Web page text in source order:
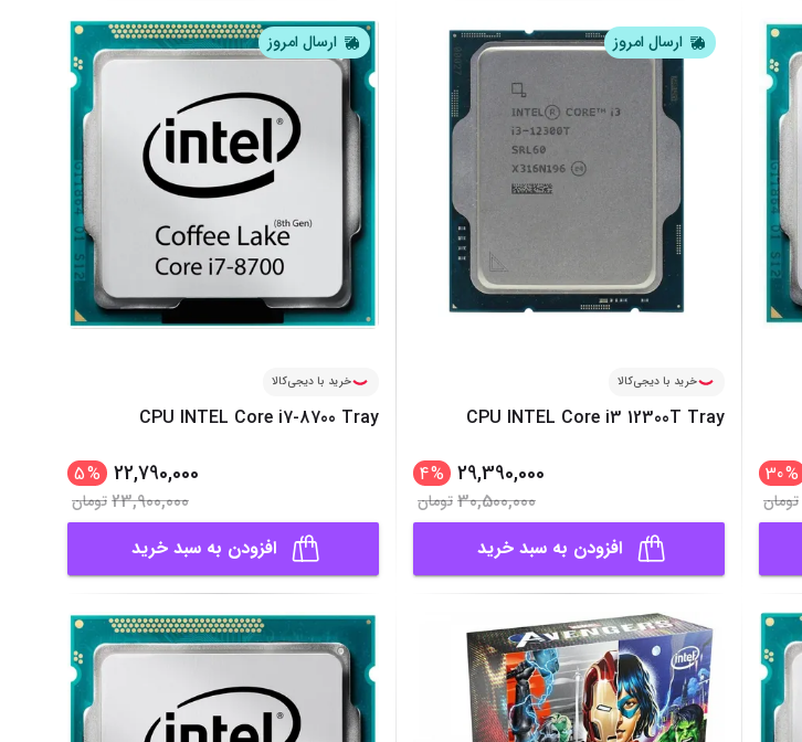
%
30
تومان
ارسال امروز
خرید با دیجی‌کالا
CPU INTEL Core i3 12300T Tray
29,390,000
%
4
30,500,000تومان
افزودن به سبد خرید
ارسال امروز
خرید با دیجی‌کالا
CPU INTEL Core i7-8700 Tray
22,790,000
%
5
23,900,000تومان
افزودن به سبد خرید